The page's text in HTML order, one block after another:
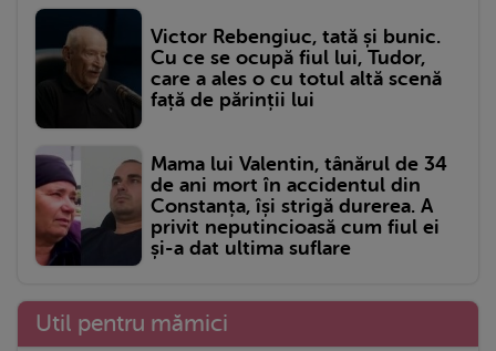
Victor Rebengiuc, tată și bunic.
Cu ce se ocupă fiul lui, Tudor,
care a ales o cu totul altă scenă
față de părinții lui
Mama lui Valentin, tânărul de 34
de ani mort în accidentul din
Constanța, își strigă durerea. A
privit neputincioasă cum fiul ei
și-a dat ultima suflare
Util pentru mămici